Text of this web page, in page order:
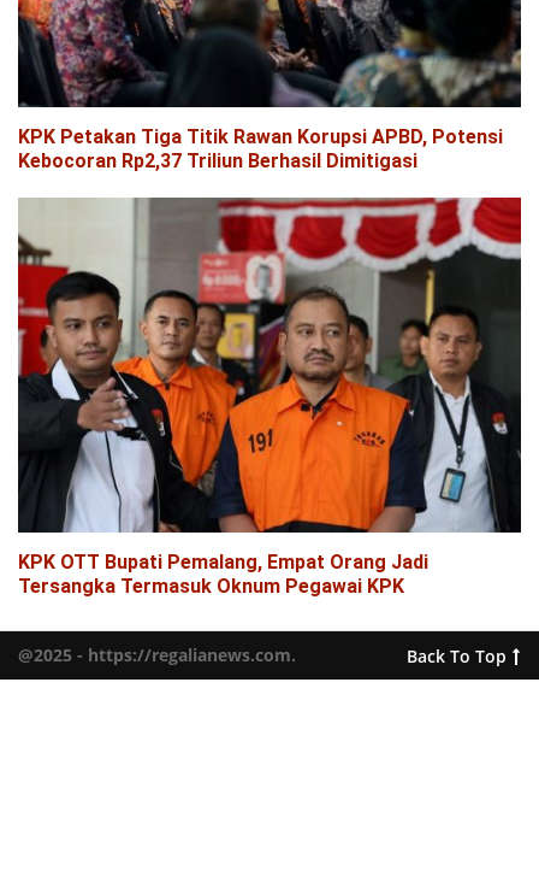
KPK Petakan Tiga Titik Rawan Korupsi APBD, Potensi
Kebocoran Rp2,37 Triliun Berhasil Dimitigasi
KPK OTT Bupati Pemalang, Empat Orang Jadi
Tersangka Termasuk Oknum Pegawai KPK
@2025 - https://regalianews.com. Back To Top